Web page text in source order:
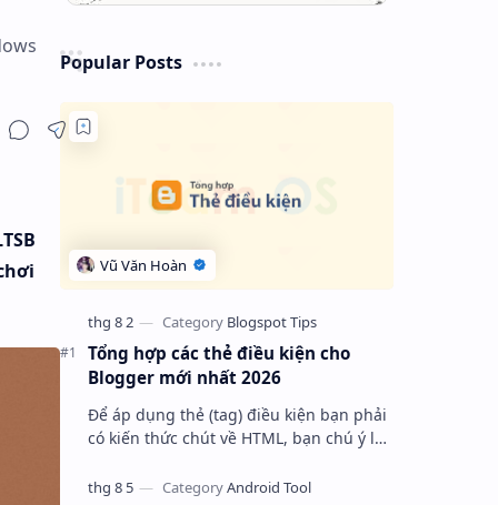
Popular Posts
Tổng hợp các thẻ điều kiện cho
Blogger mới nhất 2026
Để áp dụng thẻ (tag) điều kiện bạn phải
có kiến thức chút về HTML, bạn chú ý là
tính “ cond “ và kết thúc là một…